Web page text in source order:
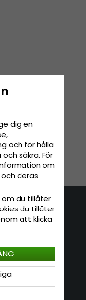
Information
dig en
och för hålla
säkra. För
om
deras
om du tillåter
du tillåter
att klicka